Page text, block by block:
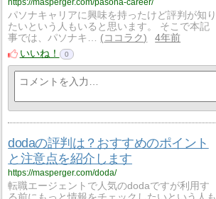
https://masperger.com/pasona-career/
パソナキャリアに興味を持ったけど評判が知り
たいという人もいると思います。 そこで本記
事では、パソナキ…
ココラク
4年前
いいね！
0
dodaの評判は？おすすめのポイント
と注意点を紹介します
https://masperger.com/doda/
転職エージェントで人気のdodaですが利用す